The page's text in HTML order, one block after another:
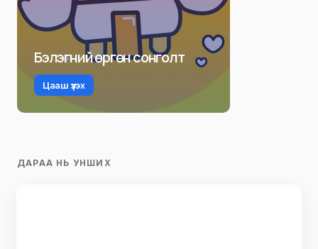
Бэлэгний өргөн сонголт
Цааш үзэх
ДАРАА НЬ УНШИХ